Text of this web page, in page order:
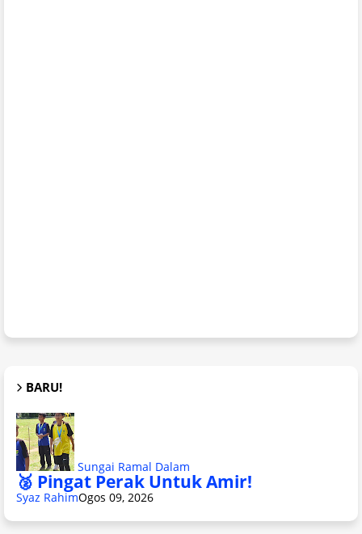
BARU!
Sungai Ramal Dalam
🥈 Pingat Perak Untuk Amir!
Syaz RahimOgos 09, 2026